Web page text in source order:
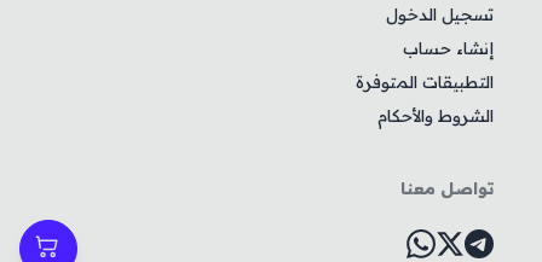
تسجيل الدخول
إنشاء حساب
التطبيقات المتوفرة
الشروط والأحكام
تواصل معنا